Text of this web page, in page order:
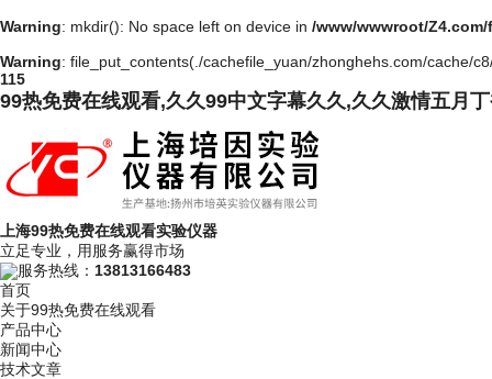
Warning: mkdir(): No space left on device in /www/wwwroot/
Warning: file_put_contents(./cachefile_yuan/zhonghehs.com/cache/
115
99热免费在线观看,久久99中文字幕久久,久久激情五月
上海99热免费在线观看实验仪器
立足专业，用服务赢得市场
服务热线： 13813166483
首页
关于99热免费在线观看
产品中心
新闻中心
技术文章